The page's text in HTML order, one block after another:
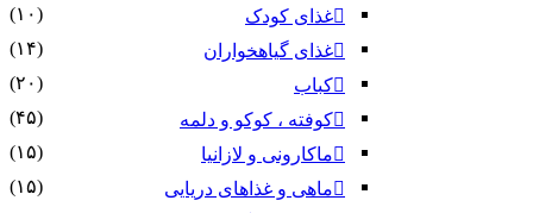
غذای کودک
(۱۰)
غذای گیاهخواران
(۱۴)
کباب
(۲۰)
کوفته ، کوکو و دلمه
(۴۵)
ماکارونی و لازانیا
(۱۵)
ماهی و غذاهای دریایی
(۱۵)